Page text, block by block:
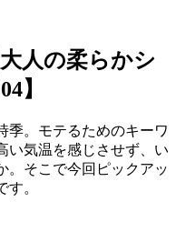
人の柔らかシ
】
季。モテるためのキーワ
い気温を感じさせず、い
。そこで今回ピックアッ
。